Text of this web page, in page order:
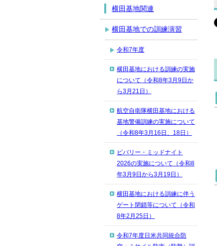
横田基地関連
横田基地での訓練演習
令和7年度
横田基地における訓練の実施
について（令和8年3月9日か
ら3月21日）
航空自衛隊横田基地における
基地警備訓練の実施について
（令和8年3月16日、18日）
ビバリー・ミッドナイト
2026の実施について（令和8
年3月9日から3月19日）
横田基地における訓練に伴う
ゲート閉鎖等について（令和
8年2月25日）
令和7年度日米共同統合防